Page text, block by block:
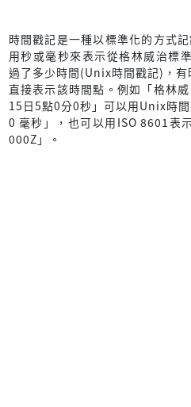
時間戳記是一種以標準化的方式
用秒或毫秒來表示從格林威治標
過了多少時間(Unix時間戳記)，
直接表示該時間點。例如「格林
15日5點0分0秒」可以用Unix時
0 毫秒」，也可以用ISO 8601表
000Z」。